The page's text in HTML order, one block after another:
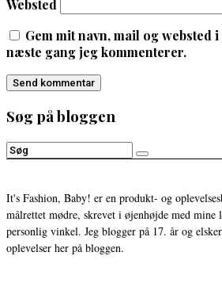
Websted
Gem mit navn, mail og websted
næste gang jeg kommenterer.
Søg på bloggen
It's Fashion, Baby! er en produkt- og
målrettet mødre, skrevet i øjenhøjde med mine
personlig vinkel. Jeg blogger på 17. år og
oplevelser her på bloggen.